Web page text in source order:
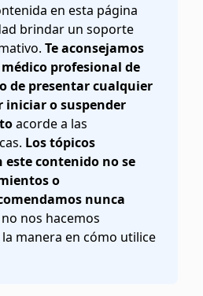
en esta página
brindar un soporte
Te aconsejamos
profesional de
de presentar cualquier
iniciar o suspender
acorde a las
Los tópicos
este contenido no se
o
nunca
nos hacemos
manera en cómo utilice